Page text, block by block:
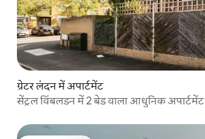
ग्रेटर लंदन में अपार्टमेंट
सेंट्रल विंबलडन में 2 बेड वाला आधुनिक अपार्टमेंट